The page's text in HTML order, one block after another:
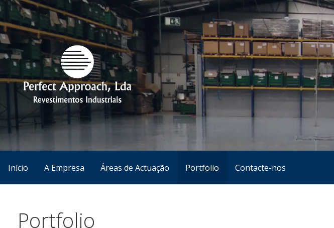
Aceder
diretamente
ao
conteúdo
Perfect Approach
Revestimentos Industriais
Início A Empresa Áreas de Actuação Portfolio Contacte-nos
Portfolio